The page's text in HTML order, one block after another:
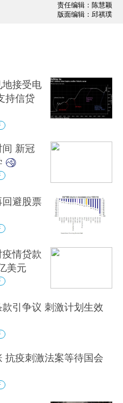
责任编辑：陈慧颖
版面编辑：邱祺璞
地接受电
持信贷
间 新冠
回避股票
疫情贷款
美元
款引争议 刺激计划生效
抗疫刺激法案等待国会